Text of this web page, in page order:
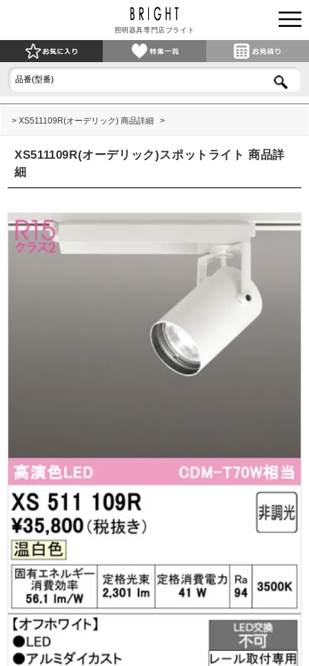
照明器具専門店ブライト
XS511109R(オーデリック) 商品詳細
XS511109R(オーデリック)スポットライト 商品詳
細